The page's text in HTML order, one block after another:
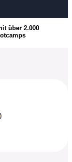
über 2.000
)